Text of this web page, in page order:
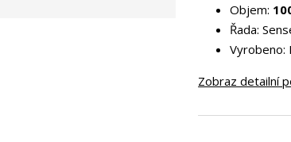
Objem:
Řada:
Vyrobeno:
Zobraz detailní